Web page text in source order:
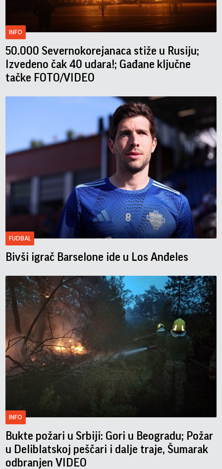
INFO
50.000 Severnokorejanaca stiže u Rusiju;
Izvedeno čak 40 udara!; Gađane ključne
tačke FOTO/VIDEO
FUDBAL
Bivši igrač Barselone ide u Los Anđeles
INFO
Bukte požari u Srbiji: Gori u Beogradu; Požar
u Deliblatskoj peščari i dalje traje, Šumarak
odbranjen VIDEO